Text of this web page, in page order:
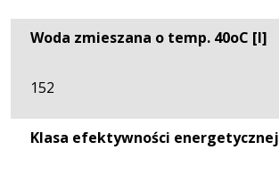
Woda zmieszana o temp. 40oC [l]
152
Klasa efektywności energetycznej